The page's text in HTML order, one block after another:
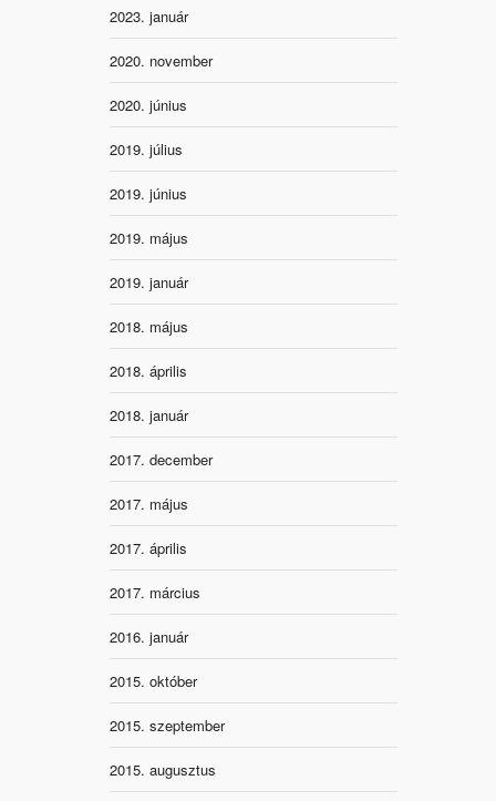
2023. január
2020. november
2020. június
2019. július
2019. június
2019. május
2019. január
2018. május
2018. április
2018. január
2017. december
2017. május
2017. április
2017. március
2016. január
2015. október
2015. szeptember
2015. augusztus